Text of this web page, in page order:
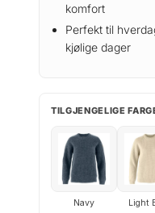
komfort
Perfekt til
kjølige dager
TILGJENGELIGE
Navy Light